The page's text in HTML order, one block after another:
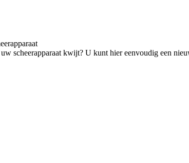
scheerapparaat kwijt? U kunt hier eenvoudig een